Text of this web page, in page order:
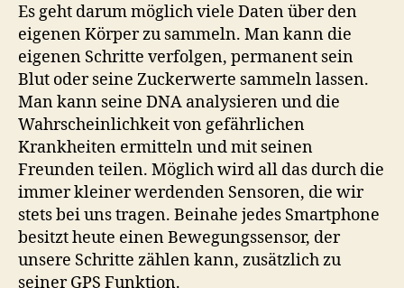
Es geht darum möglich viele Daten über den
eigenen Körper zu sammeln. Man kann die
eigenen Schritte verfolgen, permanent sein
Blut oder seine Zuckerwerte sammeln lassen.
Man kann seine DNA analysieren und die
Wahrscheinlichkeit von gefährlichen
Krankheiten ermitteln und mit seinen
Freunden teilen. Möglich wird all das durch die
immer kleiner werdenden Sensoren, die wir
stets bei uns tragen. Beinahe jedes Smartphone
besitzt heute einen Bewegungssensor, der
unsere Schritte zählen kann, zusätzlich zu
seiner GPS Funktion.